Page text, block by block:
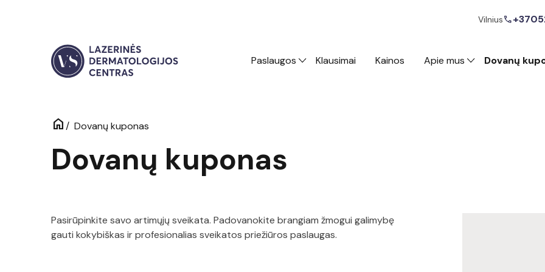
Vilniuscall
Paslaugos Klausimai Kainos Apie mus Dovanų
home/ Dovanų kuponas
Dovanų kuponas
Pasirūpinkite savo artimųjų sveikata. Padovanokite brangiam žmogui galimybę
gauti kokybiškas ir profesionalias sveikatos priežiūros paslaugas.